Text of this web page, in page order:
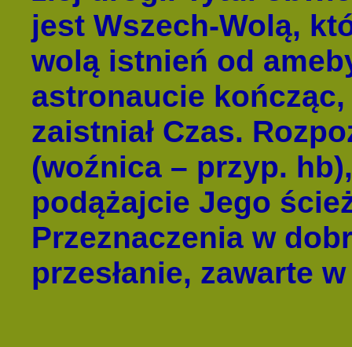
jest Wszech-Wolą,
wolą istnień od
astronaucie
zaistniał Czas.
(woźnica – przyp.
podążajcie Jego
Przeznaczenia w
przesłanie, zawarte